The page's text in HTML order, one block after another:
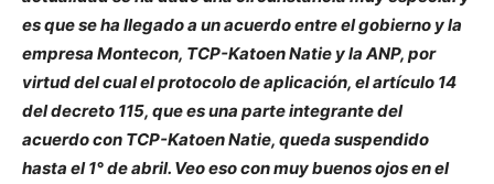
es que se ha llegado a un acuerdo entre el gobierno y la
empresa Montecon, TCP-Katoen Natie y la ANP, por
virtud del cual el protocolo de aplicación, el artículo 14
del decreto 115, que es una parte integrante del
acuerdo con TCP-Katoen Natie, queda suspendido
hasta el 1° de abril. Veo eso con muy buenos ojos en el